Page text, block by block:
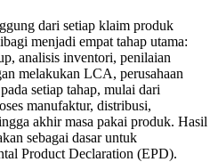
dari setiap klaim produk
menjadi empat tahap utama:
analisis inventori, penilaian
melakukan LCA, perusahaan
setiap tahap, mulai dari
manufaktur, distribusi,
akhir masa pakai produk. Hasil
sebagai dasar untuk
Product Declaration (EPD).